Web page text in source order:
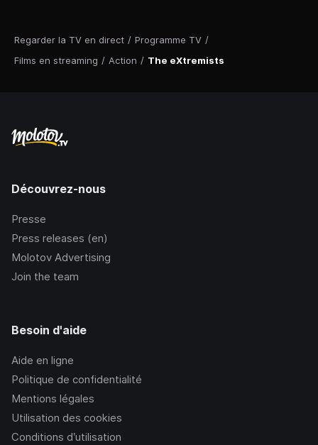
Regarder la TV en direct / Programme TV /
Films en streaming / Action / The eXtremists
Découvrez-nous
Presse
Press releases (en)
Molotov Advertising
Join the team
Besoin d'aide
Aide en ligne
Politique de confidentialité
Mentions légales
Utilisation des cookies
Conditions d’utilisation